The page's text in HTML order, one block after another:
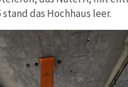
stand das Hochhaus leer.